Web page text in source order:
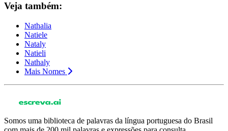
Veja também:
Nathalia
Natiele
Nataly
Natieli
Nathaly
Mais Nomes
Somos uma biblioteca de palavras da língua portuguesa do Brasil